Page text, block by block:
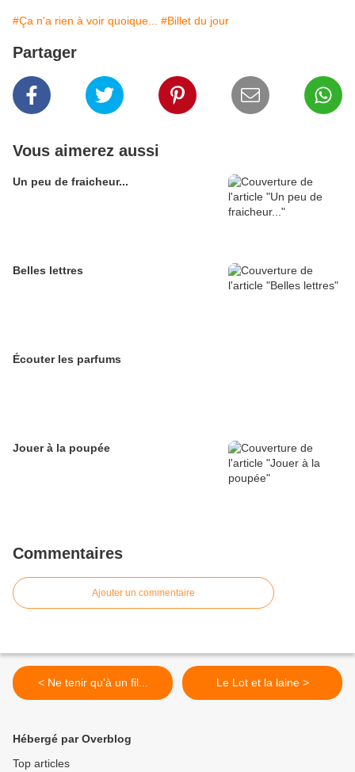
#Ça n'a rien à voir quoique... #Billet du jour
Partager
Vous aimerez aussi
Un peu de fraicheur...
Belles lettres
Écouter les parfums
Jouer à la poupée
Commentaires
Ajouter un commentaire
< Ne tenir qu'à un fil... Le Lot et la laine >
Hébergé par Overblog
Top articles